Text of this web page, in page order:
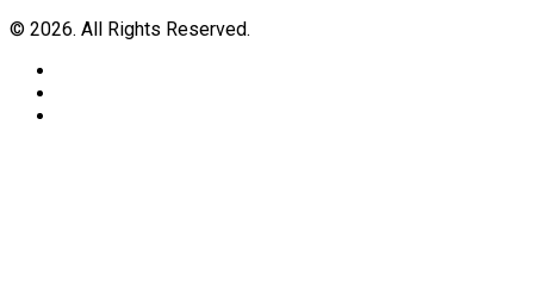
© 2026. All Rights Reserved.